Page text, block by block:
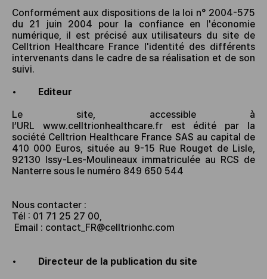
Conformément aux dispositions de la loi n° 2004-575
du 21 juin 2004 pour la confiance en l'économie
numérique, il est préciséaux utilisateurs du site de
Celltrion Healthcare France l'identitédes différents
intervenants dans le cadre de sa réalisation et de son
suivi.
• Editeur
Le site, accessible à
l’URL www.celltrionhealthcare.frest édité par la
société Celltrion Healthcare France SAS au capital de
410 000 Euros, située au 9-15 Rue Rouget de Lisle,
92130 Issy-Les-Moulineaux immatriculée au RCS de
Nanterre sous le numéro 849 650 544
Nous contacter :
Tél : 01 71 25 27 00,
Email : contact_FR@celltrionhc.com
• Directeur de la publication du site